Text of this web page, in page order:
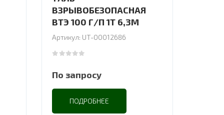
ВЗРЫВОБЕЗОПАСНАЯ
ВТЭ 100 Г/П 1Т 6,3М
Артикул: UT-00012686
По запросу
ПОДРОБНЕЕ